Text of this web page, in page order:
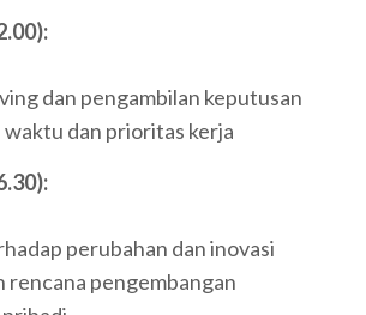
dan pengambilan keputusan
dan prioritas kerja
perubahan dan inovasi
rencana pengembangan